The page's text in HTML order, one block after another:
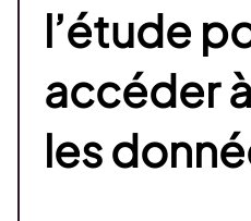
l’étude
accéder
les